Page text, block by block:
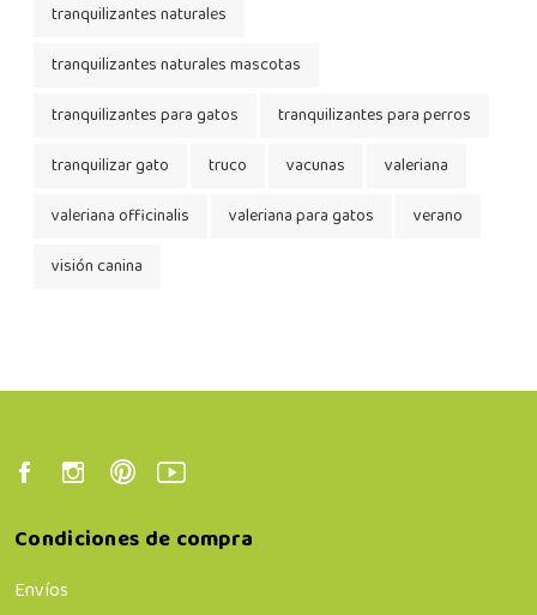
tranquilizantes naturales
tranquilizantes naturales mascotas
tranquilizantes para gatos
tranquilizantes para perros
tranquilizar gato
truco vacunas
valeriana
valeriana officinalis
valeriana para gatos
verano
visión canina
Condiciones de compra
Envíos